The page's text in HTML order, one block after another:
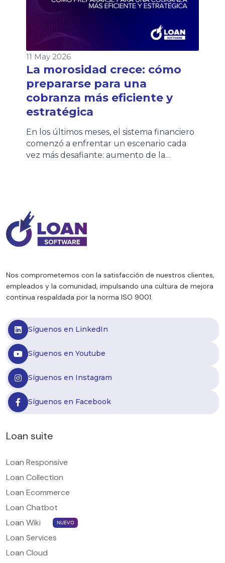
11 May 2026
La morosidad crece: cómo
prepararse para una
cobranza más eficiente y
estratégica
En los últimos meses, el sistema financiero
comenzó a enfrentar un escenario cada
vez más desafiante: aumento de la
planes de financiación y extensión de
cuotas para acompañar esta realidad. Sin
embargo, este contexto no […]
Nos comprometemos con la satisfacción de nuestros clientes,
empleados y la comunidad, impulsando una cultura de mejora
continua respaldada por la norma ISO 9001.
Síguenos en LinkedIn
Síguenos en Youtube
Síguenos en Instagram
Síguenos en Facebook
Loan suite
Loan Responsive
Loan Collection
Loan Ecommerce
Loan Chatbot
Loan Wiki
NUEVO
Loan Services
Loan Cloud